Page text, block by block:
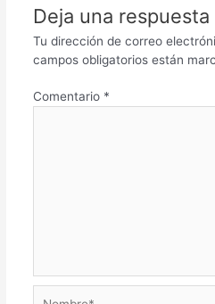
Deja una respuesta
Tu dirección de correo
campos obligatorios están
Comentario *